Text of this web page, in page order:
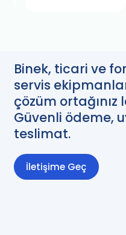
Binek, ticari ve
servis
çözüm
Güvenli ödeme,
teslimat.
İletişime Geç